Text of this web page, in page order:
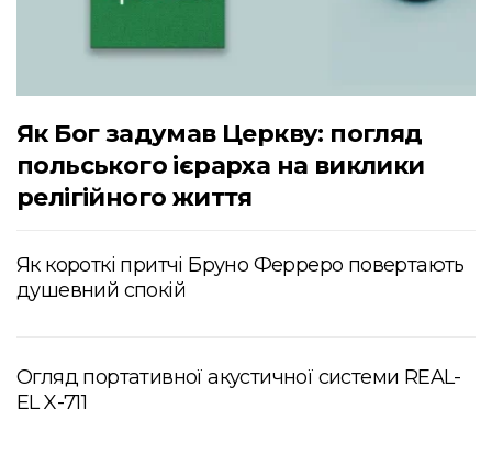
Як Бог задумав Церкву: погляд
польського ієрарха на виклики
релігійного життя
Як короткі притчі Бруно Ферреро повертають
душевний спокій
Огляд портативної акустичної системи REAL-
EL X-711